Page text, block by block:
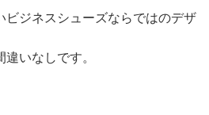
ビジネスシューズならではのデザ
いなしです。